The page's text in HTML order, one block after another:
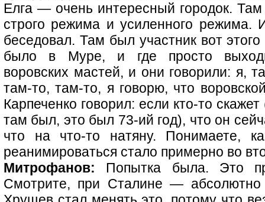
Елга — очень интересный городок.
строго режима и усиленного
беседовал. Там был участник вот
было в Муре, и где просто
воровских мастей, и они говорили: я,
там-то, там-то, я говорю, что
Карпеченко говорил: если кто-то
там был, это был 73-ий год), что он
что на что-то натяну. Понимаете,
реанимироваться стало примерно во
Митрофанов: Попытка была. Это
Смотрите, при Сталине — абсолютно